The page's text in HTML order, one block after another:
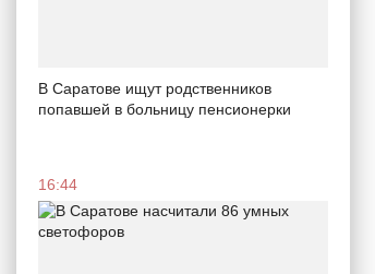
В Саратове ищут родственников
попавшей в больницу пенсионерки
16:44